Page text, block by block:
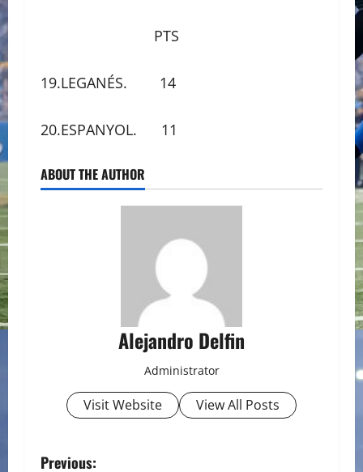
PTS
19.LEGANÉS. 14
20.ESPANYOL. 11
ABOUT THE AUTHOR
Alejandro Delfin
Administrator
Visit Website View All Posts
Previous: